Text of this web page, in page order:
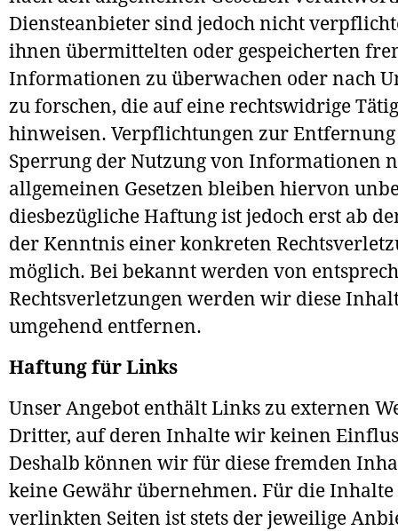
Diensteanbieter sind jedoch nicht
ihnen übermittelten oder gespeicherten
Informationen zu überwachen oder nach
zu forschen, die auf eine rechtswidrige
hinweisen. Verpflichtungen zur
Sperrung der Nutzung von Informationen
allgemeinen Gesetzen bleiben hiervon
diesbezügliche Haftung ist jedoch erst ab
der Kenntnis einer konkreten
möglich. Bei bekannt werden von
Rechtsverletzungen werden wir diese
umgehend entfernen.
Haftung für Links
Unser Angebot enthält Links zu externen
Dritter, auf deren Inhalte wir keinen
Deshalb können wir für diese fremden
keine Gewähr übernehmen. Für die Inhalte
verlinkten Seiten ist stets der jeweilige